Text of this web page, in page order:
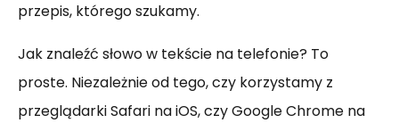
przepis, którego szukamy.
Jak znaleźć słowo w tekście na telefonie? To
proste. Niezależnie od tego, czy korzystamy z
przeglądarki Safari na iOS, czy Google Chrome na